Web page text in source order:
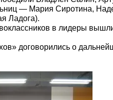
— Мария Сиротина,
Ладога).
в лидеры
договорились о